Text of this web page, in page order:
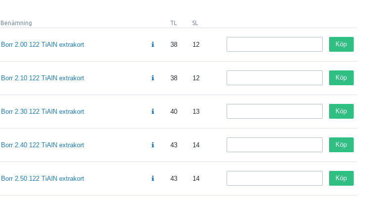
Benämning TL SL
Borr 2.00 122 TiAlN extrakort 38 12 Köp
Borr 2.10 122 TiAlN extrakort 38 12 Köp
Borr 2.30 122 TiAlN extrakort 40 13 Köp
Borr 2.40 122 TiAlN extrakort 43 14 Köp
Borr 2.50 122 TiAlN extrakort 43 14 Köp